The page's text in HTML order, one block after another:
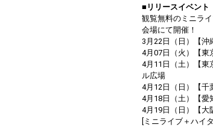
■リリースイベント
観覧無料のミニラ
会場にて開催！
3月22日（日）【沖
4月07日（火）【東
4月11日（土）【東
ル広場
4月12日（日）【千
4月18日（土）【愛
4月19日（日）【大
[ミニライブ＋ハイ